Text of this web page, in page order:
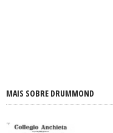
MAIS SOBRE DRUMMOND